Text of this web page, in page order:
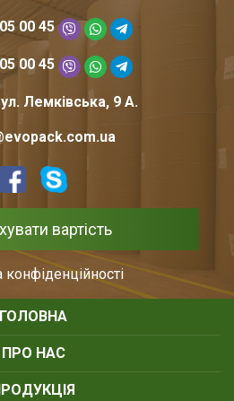
00 45
00 45
Лемківська, 9 А.
вартість
конфіденційності
ГОЛОВНА
ПРО НАС